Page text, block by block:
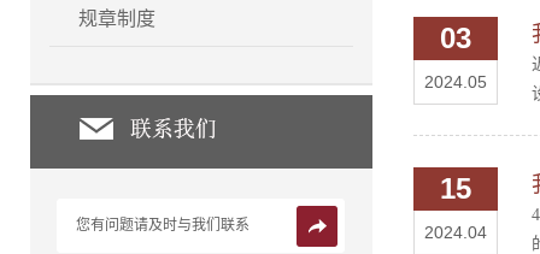
规章制度
您有问题请及时与我们联系
03
2024.05
15
2024.04